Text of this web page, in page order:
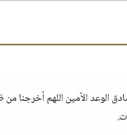
الوعد الأمين اللهم أخرجنا